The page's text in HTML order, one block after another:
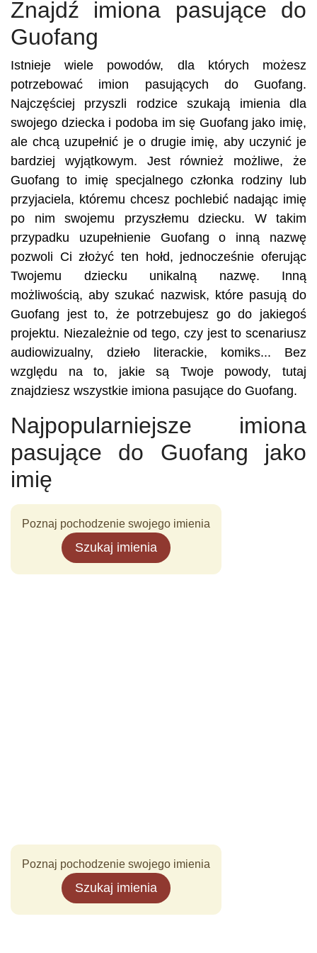
Znajdź imiona pasujące do
Guofang
Istnieje wiele powodów, dla których możesz
potrzebować imion pasujących do Guofang.
Najczęściej przyszli rodzice szukają imienia dla
swojego dziecka i podoba im się Guofang jako imię,
ale chcą uzupełnić je o drugie imię, aby uczynić je
bardziej wyjątkowym. Jest również możliwe, że
Guofang to imię specjalnego członka rodziny lub
przyjaciela, któremu chcesz pochlebić nadając imię
po nim swojemu przyszłemu dziecku. W takim
przypadku uzupełnienie Guofang o inną nazwę
pozwoli Ci złożyć ten hołd, jednocześnie oferując
Twojemu dziecku unikalną nazwę. Inną
możliwością, aby szukać nazwisk, które pasują do
Guofang jest to, że potrzebujesz go do jakiegoś
projektu. Niezależnie od tego, czy jest to scenariusz
audiowizualny, dzieło literackie, komiks... Bez
względu na to, jakie są Twoje powody, tutaj
znajdziesz wszystkie imiona pasujące do Guofang.
Najpopularniejsze imiona
pasujące do Guofang jako
imię
Poznaj pochodzenie swojego imienia
Szukaj imienia
Poznaj pochodzenie swojego imienia
Szukaj imienia